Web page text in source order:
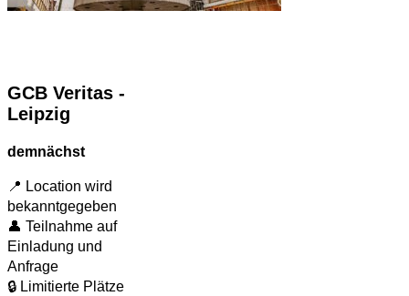
GCB Veritas -
Leipzig
demnächst
📍 Location wird
bekanntgegeben
👤 Teilnahme auf
Einladung und
Anfrage
🔒 Limitierte Plätze